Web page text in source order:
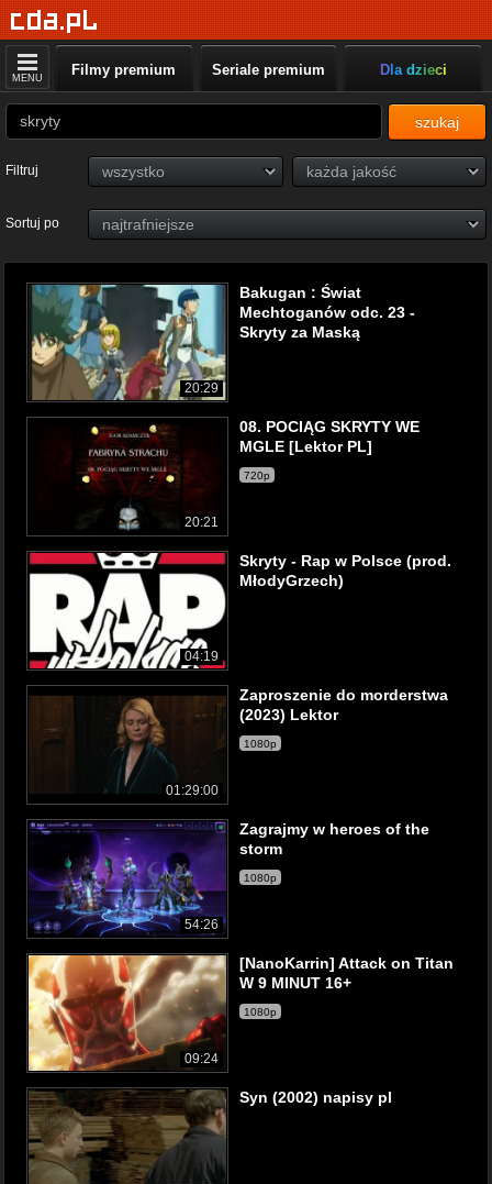
MENU Filmy premium Seriale premium Dla dzieci
szukaj
Filtruj
Sortuj po
20:29
Bakugan : Świat
Mechtoganów odc. 23 -
Skryty za Maską
20:21
08. POCIĄG SKRYTY WE
MGLE [Lektor PL]
720p
04:19
Skryty - Rap w Polsce (prod.
MłodyGrzech)
01:29:00
Zaproszenie do morderstwa
(2023) Lektor
1080p
54:26
Zagrajmy w heroes of the
storm
1080p
09:24
[NanoKarrin] Attack on Titan
W 9 MINUT 16+
1080p
Syn (2002) napisy pl